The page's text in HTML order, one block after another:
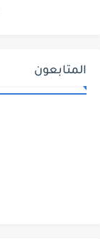
المتابعون